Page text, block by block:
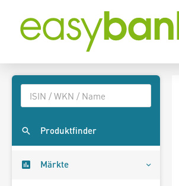
Produktfinder
Märkte